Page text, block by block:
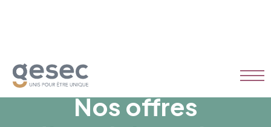
Nos offres